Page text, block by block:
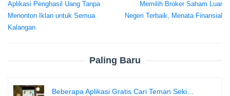
navigation
Aplikasi Penghasil Uang Tanpa
Menonton Iklan untuk Semua
Kalangan
Memilih Broker Saham Luar
Negeri Terbaik, Menata Finansial
Paling Baru
Beberapa Aplikasi Gratis Cari Teman Seki…